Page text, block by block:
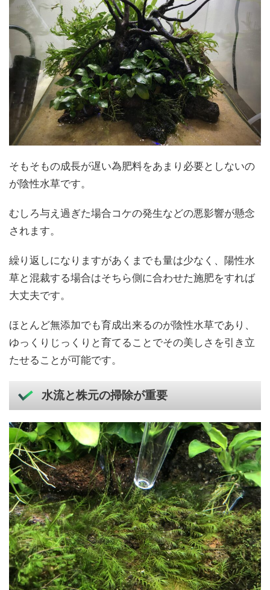
そもそもの成長が遅い為肥料をあまり必要としないの
が陰性水草です。
むしろ与え過ぎた場合コケの発生などの悪影響が懸念
されます。
繰り返しになりますがあくまでも量は少なく、陽性水
草と混裁する場合はそちら側に合わせた施肥をすれば
大丈夫です。
ほとんど無添加でも育成出来るのが陰性水草であり、
ゆっくりじっくりと育てることでその美しさを引き立
たせることが可能です。
水流と株元の掃除が重要